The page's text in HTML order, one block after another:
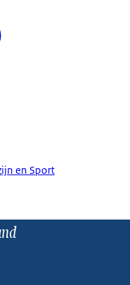
en Sport